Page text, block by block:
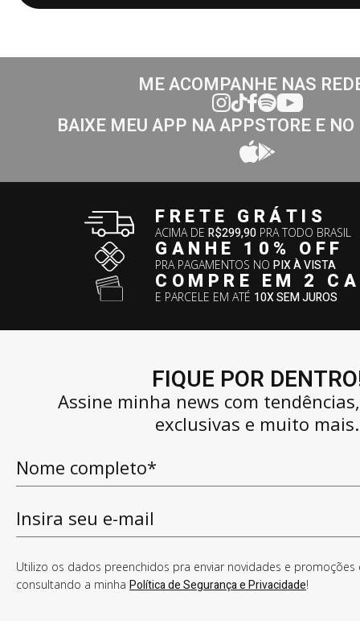
ME ACOMPANHE NAS
BAIXE MEU APP NA APPSTORE E
FRETE GRÁTIS
ACIMA DER$299,90 PRA TODO BRASIL
GANHE 10% OFF
PRA PAGAMENTOS NOPIX À VISTA
COMPRE EM 2
E PARCELE EM ATÉ 10X SEM JUROS
FIQUE POR
Assine minha news com
exclusivas e muito mais.
Utilizo os dados preenchidos pra enviar novidades e promoções
consultando a minha Política de Segurança e Privacidade!